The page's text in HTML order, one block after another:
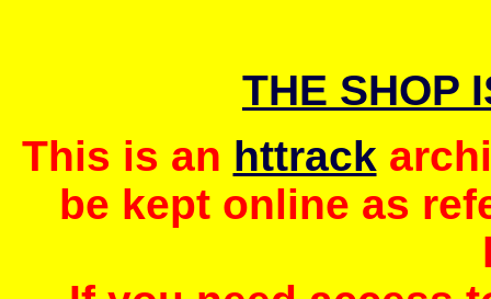
THE SHOP
This is an httrack
be kept online as